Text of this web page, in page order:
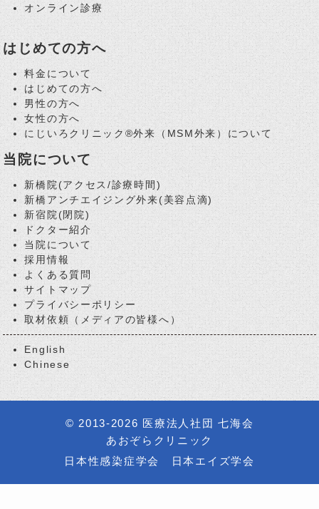
オンライン診療
はじめての方へ
料金について
はじめての方へ
男性の方へ
女性の方へ
にじいろクリニック®外来（MSM外来）について
当院について
新橋院(アクセス/診療時間)
新橋アンチエイジング外来(美容点滴)
新宿院(閉院)
ドクター紹介
当院について
採用情報
よくある質問
サイトマップ
プライバシーポリシー
取材依頼（メディアの皆様へ）
English
Chinese
© 2013-2026 医療法人社団 七海会
あおぞらクリニック
日本性感染症学会
日本エイズ学会